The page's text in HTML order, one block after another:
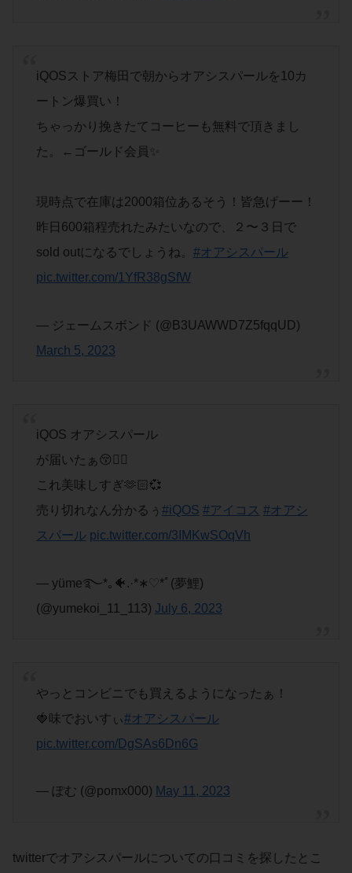
iQOSストア梅田で朝からオアシスパールを10カ
ートン爆買い！
ちゃっかり挽きたてコーヒーも無料で頂きまし
た。←ゴールド会員✨
現時点で在庫は2000箱位あるそう！皆急げーー！
昨日600箱程売れたみたいなので、２〜３日で
sold outになるでしょうね。 #オアシスパール
pic.twitter.com/1YfR38gSfW
— ジェームスボンド (@B3UAWWD7Z5fqqUD)
March 5, 2023
iQOS オアシスパール
が届いたぁ😚✌🏻
これ美味しすぎ🫶🏻️💞
売り切れなん分かるぅ #iQOS #アイコス #オアシ
スパール pic.twitter.com/3IMKwSOqVh
— yüme࿐*｡🐠.·*∗︎♡*ﾟ(夢鯉)
(@yumekoi_11_113) July 6, 2023
やっとコンビニでも買えるようになったぁ！
🍓味でおいすぃ#オアシスパール
pic.twitter.com/DgSAs6Dn6G
— ぽむ (@pomx000) May 11, 2023
twitterでオアシスパールについての口コミを探したとこ